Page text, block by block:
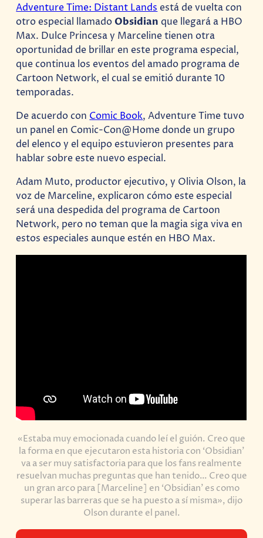
Adventure Time: Distant Lands está de vuelta con
otro especial llamado Obsidian que llegará a HBO
Max. Dulce Princesa y Marceline tienen otra
oportunidad de brillar en este programa especial,
que continua los eventos del amado programa de
Cartoon Network, el cual se emitió durante 10
temporadas.
De acuerdo con Comic Book, Adventure Time tuvo
un panel en Comic-Con@Home donde un grupo
del elenco y el equipo estuvieron presentes para
hablar sobre este nuevo especial.
Adam Muto, productor ejecutivo, y Olivia Olson, la
voz de Marceline, explicaron cómo este especial
será una despedida del programa de Cartoon
Network, pero no teman que la magia siga viva en
estos especiales aunque estén en HBO Max.
«Estaba muy emocionada cuando leí el guión. Creo que
la forma en que ejecutaron esta historia con ‘Obsidian’
va a ser muy satisfactoria para que los fans realmente
resuelvan muchas preguntas que han tenido… Creo que
un gran arco para [Marceline] en ‘Obsidian’ es como
superar las barreras que se ha puesto a sí misma», dijo
Olson durante el panel.